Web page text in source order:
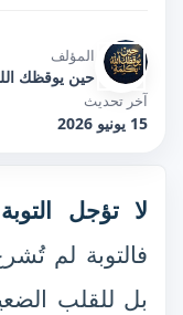
المؤلف
حين يوقظك
آخر تحديث
15 يونيو 2026
لا تؤجل
فالتوبة لم
بل للقلب